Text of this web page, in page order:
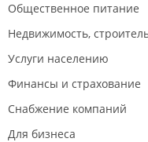
Общественное питание
Недвижимость,
Услуги населению
Финансы и страхование
Снабжение компаний
Для бизнеса